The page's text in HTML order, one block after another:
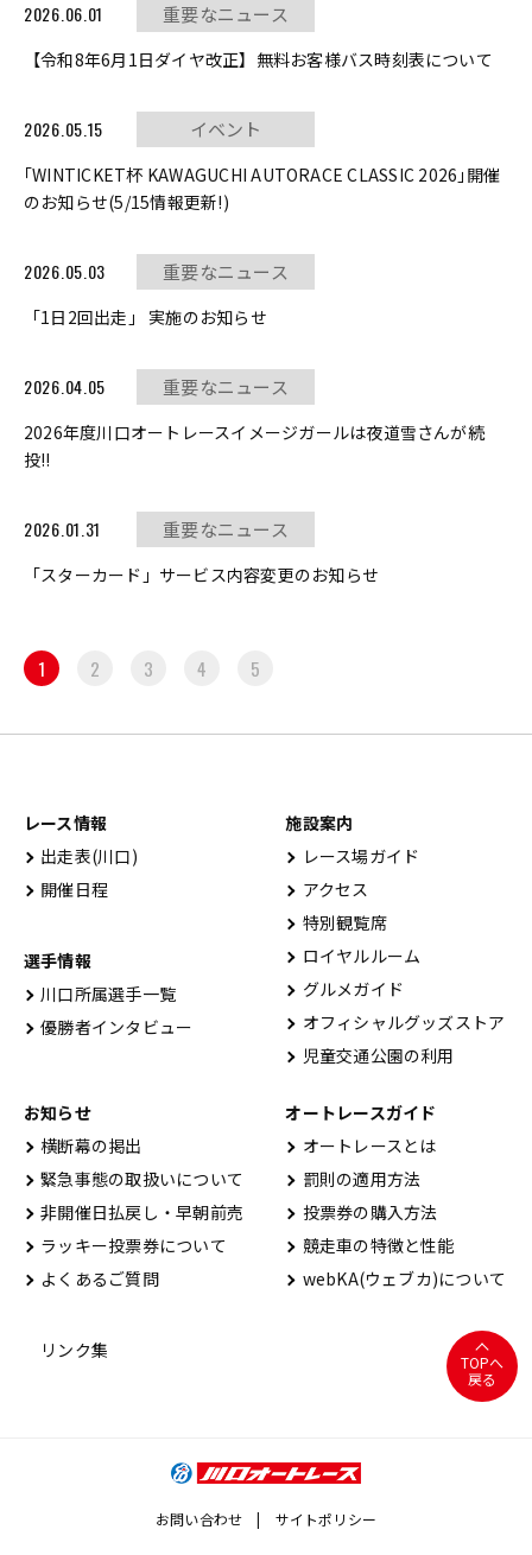
2026.06.01 重要なニュース
【令和8年6月1日ダイヤ改正】無料お客様バス時刻表について
2026.05.15 イベント
｢WINTICKET杯 KAWAGUCHI AUTORACE CLASSIC 2026｣開催
のお知らせ(5/15情報更新!)
2026.05.03 重要なニュース
「1日2回出走」 実施のお知らせ
2026.04.05 重要なニュース
2026年度川口オートレースイメージガールは夜道雪さんが続
投!!
2026.01.31 重要なニュース
「スターカード」サービス内容変更のお知らせ
1 2 3 4 5
レース情報
出⾛表(川⼝)
開催⽇程
選手情報
川口所属選手一覧
優勝者インタビュー
施設案内
レース場ガイド
アクセス
特別観覧席
ロイヤルルーム
グルメガイド
オフィシャルグッズストア
児童交通公園の利用
お知らせ
横断幕の掲出
緊急事態の取扱いについて
非開催日払戻し・早朝前売
ラッキー投票券について
よくあるご質問
リンク集
オートレースガイド
オートレースとは
罰則の適用方法
投票券の購入方法
競走車の特徴と性能
webKA(ウェブカ)について
TOPへ
戻る
お問い合わせ サイトポリシー